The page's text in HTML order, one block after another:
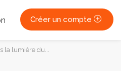
Créer un compte
la lumière du...